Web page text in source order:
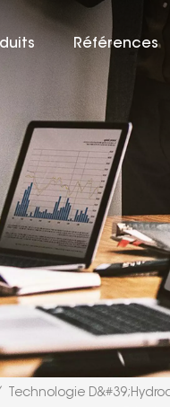
Références
Technologie